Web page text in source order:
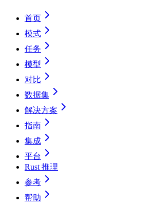
首页
模式
任务
模型
对比
数据集
解决方案
指南
集成
平台
Rust 推理
参考
帮助